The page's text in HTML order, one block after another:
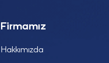
Firmamız
Hakkımızda